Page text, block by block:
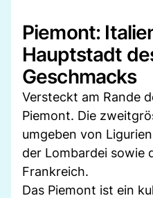
Piemont:
Hauptstadt
Geschmacks
Versteckt am Rande
Piemont. Die
umgeben von
der Lombardei sowie
Frankreich.
Das Piemont ist ein